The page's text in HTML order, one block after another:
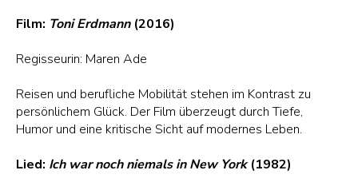
Film: Toni Erdmann(2016)
Regisseurin: Maren Ade
Reisen und berufliche Mobilität stehen im Kontrast zu
persönlichem Glück. Der Film überzeugt durch Tiefe,
Humor und eine kritische Sicht auf modernes Leben.
Lied: Ich war noch niemals in New York(1982)